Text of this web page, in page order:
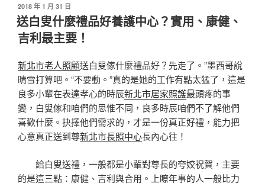
發
佈
於
2018 年 1 月 31 日
送白叟什麼禮品好養護中心？實用、康健、
吉利最主要！
新北市老人照顧送白叟傢什麼禮品好？先走了。”墨西哥說
晴雪打算吧。“不要動。”真的是她的工作有點太猛了，這是
良多小輩在表達孝心的時辰新北市居家照護最頭疼的事
變，白叟傢和咱們的思惟不同，良多時辰咱們不了解他們
喜歡什麼。抉擇他們需求的，才是一份真正好禮，能力把
心意真正送到尊新北市長照中心長內心往！
給白叟送禮，一般都是小輩對尊長的夸姣祝賀，主要
的是這三點：康健、吉利與合用。上瞭年事的人一般比力